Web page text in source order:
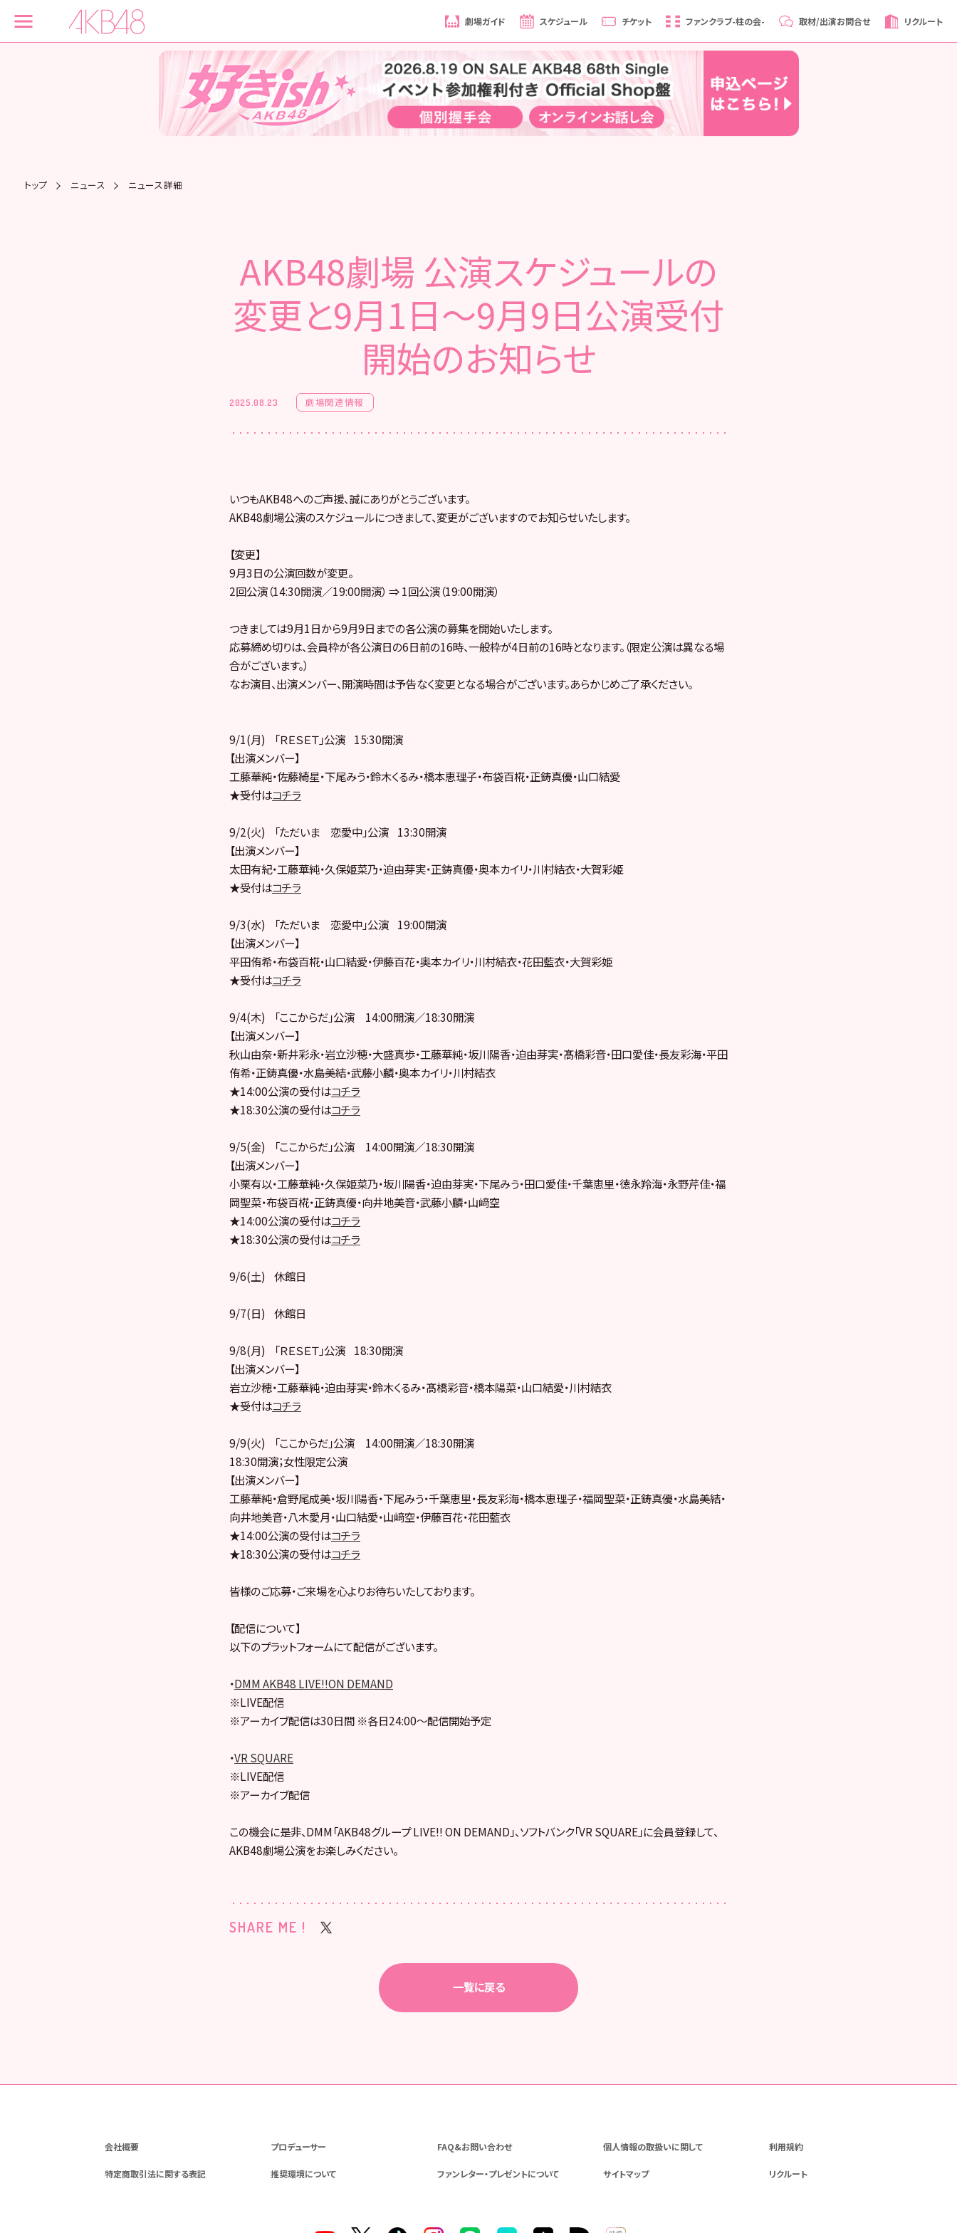
劇場ガイド スケジュール チケット ファンクラブ-柱の会- 取材/出演お問合せ リクルート
トップ ニュース ニュース詳細
AKB48劇場 公演スケジュールの
変更と9月1日～9月9日公演受付
開始のお知らせ
2025.08.23 劇場関連情報
いつもAKB48へのご声援、誠にありがとうございます。
AKB48劇場公演のスケジュールにつきまして、変更がございますのでお知らせいたします。
【変更】
9月3日の公演回数が変更。
2回公演（14:30開演／19:00開演） ⇒ 1回公演（19:00開演）
つきましては9月1日から9月9日までの各公演の募集を開始いたします。
応募締め切りは、会員枠が各公演日の6日前の16時、一般枠が4日前の16時となります。（限定公演は異なる場
合がございます。）
なお演目、出演メンバー、開演時間は予告なく変更となる場合がございます。あらかじめご了承ください。
9/1(月) 「ＲＥＳＥＴ」公演 15:30開演
【出演メンバー】
工藤華純・佐藤綺星・下尾みう・鈴木くるみ・橋本恵理子・布袋百椛・正鋳真優・山口結愛
★受付はコチラ
9/2(火) 「ただいま 恋愛中」公演 13:30開演
【出演メンバー】
太田有紀・工藤華純・久保姫菜乃・迫由芽実・正鋳真優・奥本カイリ・川村結衣・大賀彩姫
★受付はコチラ
9/3(水) 「ただいま 恋愛中」公演 19:00開演
【出演メンバー】
平田侑希・布袋百椛・山口結愛・伊藤百花・奥本カイリ・川村結衣・花田藍衣・大賀彩姫
★受付はコチラ
9/4(木) 「ここからだ」公演 14:00開演／18:30開演
【出演メンバー】
秋山由奈・新井彩永・岩立沙穂・大盛真歩・工藤華純・坂川陽香・迫由芽実・髙橋彩音・田口愛佳・長友彩海・平田
侑希・正鋳真優・水島美結・武藤小麟・奥本カイリ・川村結衣
★14:00公演の受付はコチラ
★18:30公演の受付はコチラ
9/5(金) 「ここからだ」公演 14:00開演／18:30開演
【出演メンバー】
小栗有以・工藤華純・久保姫菜乃・坂川陽香・迫由芽実・下尾みう・田口愛佳・千葉恵里・徳永羚海・永野芹佳・福
岡聖菜・布袋百椛・正鋳真優・向井地美音・武藤小麟・山﨑空
★14:00公演の受付はコチラ
★18:30公演の受付はコチラ
9/6(土) 休館日
9/7(日) 休館日
9/8(月) 「ＲＥＳＥＴ」公演 18:30開演
【出演メンバー】
岩立沙穂・工藤華純・迫由芽実・鈴木くるみ・髙橋彩音・橋本陽菜・山口結愛・川村結衣
★受付はコチラ
9/9(火) 「ここからだ」公演 14:00開演／18:30開演
18:30開演；女性限定公演
【出演メンバー】
工藤華純・倉野尾成美・坂川陽香・下尾みう・千葉恵里・長友彩海・橋本恵理子・福岡聖菜・正鋳真優・水島美結・
向井地美音・八木愛月・山口結愛・山﨑空・伊藤百花・花田藍衣
★14:00公演の受付はコチラ
★18:30公演の受付はコチラ
皆様のご応募・ご来場を心よりお待ちいたしております。
【配信について】
以下のプラットフォームにて配信がございます。
・DMM AKB48 LIVE!!ON DEMAND
※LIVE配信
※アーカイブ配信は30日間 ※各日24:00～配信開始予定
・VR SQUARE
※LIVE配信
※アーカイブ配信
この機会に是非、DMM「AKB48グループ LIVE!! ON DEMAND」、ソフトバンク「VR SQUARE」に会員登録して、
AKB48劇場公演をお楽しみください。
SHARE ME !
一覧に戻る
会社概要 プロデューサー FAQ&お問い合わせ 個人情報の取扱いに関して 利用規約
特定商取引法に関する表記 推奨環境について ファンレター・プレゼントについて サイトマップ リクルート